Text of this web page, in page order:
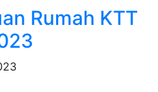
Rumah KTT